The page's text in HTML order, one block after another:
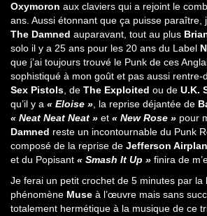
Oxymoron aux claviers qui a rejoint le
ans. Aussi étonnant que ça puisse paraître,
The Damned auparavant, tout au plus
solo il y a 25 ans pour les 20 ans du Label
que j’ai toujours trouvé le Punk de ces
sophistiqué à mon goût et pas aussi rentre-
Sex Pistols , de The Exploited ou de U.K.
qu’il y a « Eloise » , la reprise déjantée de
« Neat Neat Neat » et « New Rose » pour
Damned reste un incontournable du Punk
composé de la reprise de Jefferson
et du Popisant « Smash It Up » finira de
Je ferai un petit crochet de 5 minutes par la
phénomène Muse à l’œuvre mais sans
totalement hermétique à la musique de ce